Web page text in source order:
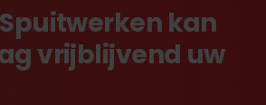
kan
vrijblijvend uw